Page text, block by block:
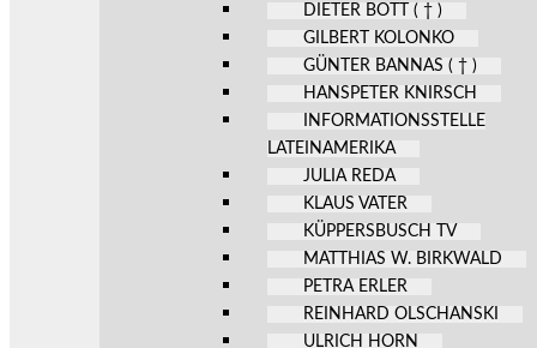
DIETER BOTT ( † )
GILBERT KOLONKO
GÜNTER BANNAS ( † )
HANSPETER KNIRSCH
INFORMATIONSSTELLE
LATEINAMERIKA
JULIA REDA
KLAUS VATER
KÜPPERSBUSCH TV
MATTHIAS W. BIRKWALD
PETRA ERLER
REINHARD OLSCHANSKI
ULRICH HORN